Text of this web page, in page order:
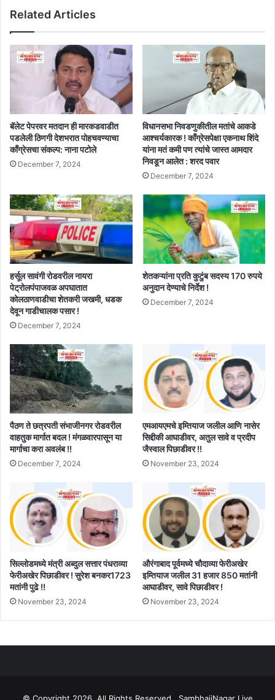
Related Articles
बॅलेट पेपरवर मतदान ही मारकडवाडीत
पडलेली ठिणगी देशभरात पोहचवण्याचा
काँग्रेसचा संकल्प: नाना पटोले
December 7, 2024
विधानसभा निवडणुकीतील मतांचे आकडे
आश्चर्यकारक ! काँग्रेसपेक्षा एकनाथ शिंदे
यांना मतं कमी पण त्यांचे जास्त आमदार
निवडून आलेत : शरद पवार
December 7, 2024
हर्सूल सावंगी रोडवरील नायरा
पेट्रोलपंपाजवळ अपघातात
कोलठाणवाडीचा शेतकरी जखमी, धडक
देवून गाडीचालक पसार !
December 7, 2024
शेतकऱ्यांना प्रति कुटुंब सदस्य 170 रुपये
अनुदान देण्याचे निर्देश !
December 7, 2024
पैठण ते छत्रपती संभाजीनगर रोडवरील
वाहतुक मार्गात बदल ! मंगळवारपासून या
मार्गाचा करा अवलंब !!
December 7, 2024
एमआयएमचे इम्तियाज जलील आणि नासेर
सिद्दीकी आघाडीवर, अतुल सावे व प्रदीप
जैस्वाल पिछाडीवर !!
November 23, 2024
सिल्लोडमध्ये मंत्री अब्दुल सत्तार पंधराव्या
फेरीअखेर पिछाडीवर ! सुरेश बनकर1723
मतांनी पुढे !!
November 23, 2024
औरंगाबाद पूर्वमध्ये चौदाव्या फेरीअखेर
इम्तियाज जलील 31 हजार 850 मतांनी
आघाडीवर, सावे पिछाडीवर !
November 23, 2024
© Copyright 2026, All Rights Reserved . SambhajiNagar Live